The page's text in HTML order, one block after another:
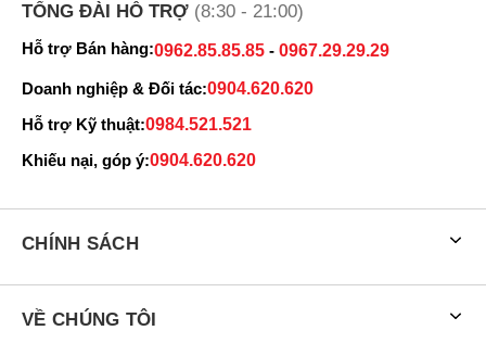
lên đến 200MP hỗ trợ chống rung OIS, cảm biến siêu rộng 8MP
TỔNG ĐÀI HỖ TRỢ (8:30 - 21:00)
Hỗ trợ Bán hàng:0962.85.85.85 - 0967.29.29.29
Doanh nghiệp & Đối tác:0904.620.620
Hỗ trợ Kỹ thuật:0984.521.521
Khiếu nại, góp ý:0904.620.620
CHÍNH SÁCH
VỀ CHÚNG TÔI